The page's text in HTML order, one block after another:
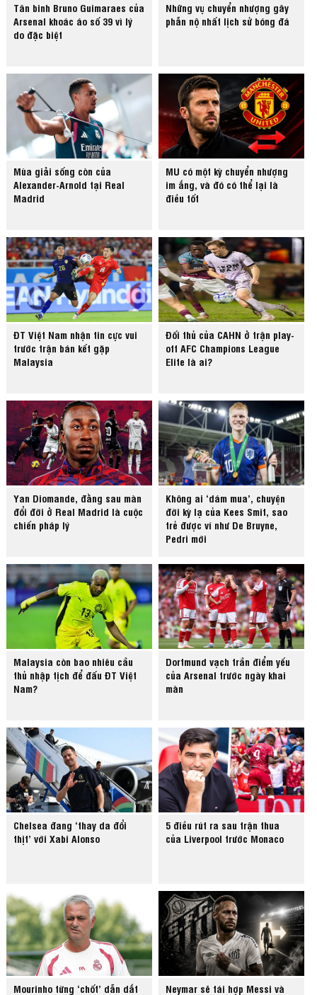
Tân binh Bruno Guimaraes của
Arsenal khoác áo số 39 vì lý
do đặc biệt
Những vụ chuyển nhượng gây
phẫn nộ nhất lịch sử bóng đá
Mùa giải sống còn của
Alexander-Arnold tại Real
Madrid
MU có một kỳ chuyển nhượng
im ắng, và đó có thể lại là
điều tốt
ĐT Việt Nam nhận tin cực vui
trước trận bán kết gặp
Malaysia
Đối thủ của CAHN ở trận play-
off AFC Champions League
Elite là ai?
Yan Diomande, đằng sau màn
đổi đời ở Real Madrid là cuộc
chiến pháp lý
Không ai ‘dám mua’, chuyện
đời kỳ lạ của Kees Smit, sao
trẻ được ví như De Bruyne,
Pedri mới
Malaysia còn bao nhiêu cầu
thủ nhập tịch để đấu ĐT Việt
Nam?
Dortmund vạch trần điểm yếu
của Arsenal trước ngày khai
màn
Chelsea đang ‘thay da đổi
thịt’ với Xabi Alonso
5 điều rút ra sau trận thua
của Liverpool trước Monaco
Mourinho từng ‘chốt’ dẫn dắt
Neymar sẽ tái hợp Messi và